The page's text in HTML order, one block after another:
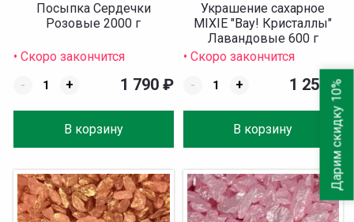
Посыпка Сердечки
Розовые 2000 г
• Скоро закончится
-
+
В корзину
1 790 ₽
Украшение сахарное
MIXIE "Вау! Кристаллы"
Лавандовые 600 г
• Скоро закончится
-
+
В корзину
1 250₽
Дарим скидку 10%